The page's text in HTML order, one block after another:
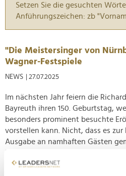
Setzen Sie die gesuchten
Anführungszeichen: zb
"Die Meistersinger von
Wagner-Festspiele
NEWS | 27.07.2025
Im nächsten Jahr feiern die
Bayreuth ihren 150. Geburtstag,
besonders prominent besuchte
vorstellen kann. Nicht, dass es zur
Ausgabe an namhaften Gästen
Insbesondere kulturbegeisterte...